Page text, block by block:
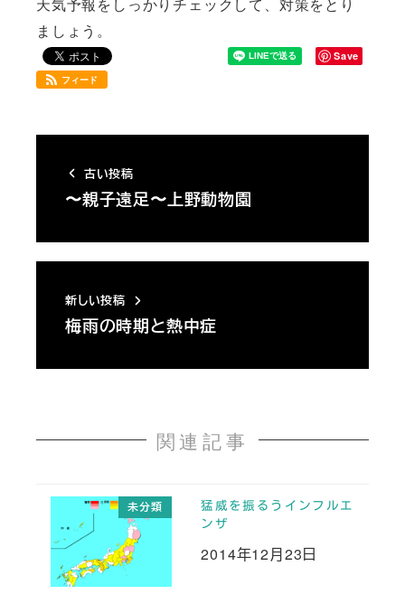
天気予報をしっかりチェックして、対策をとり
ましょう。
Save
フィード
古い投稿
〜親子遠足〜上野動物園
新しい投稿
梅雨の時期と熱中症
関連記事
未分類
猛威を振るうインフルエ
ンザ
投稿日
2014年12月23日